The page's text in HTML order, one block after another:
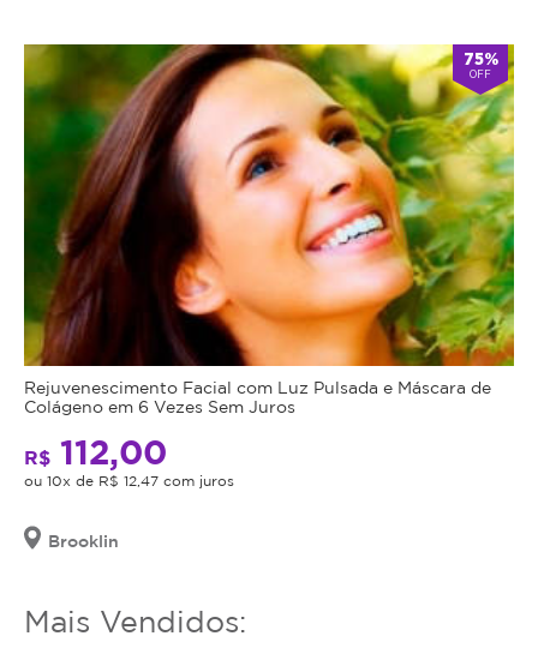
75%
OFF
Rejuvenescimento Facial com Luz Pulsada e Máscara de
Colágeno em 6 Vezes Sem Juros
R$ 112,00
ou 10x de R$ 12,47 com juros
Brooklin
Mais Vendidos: